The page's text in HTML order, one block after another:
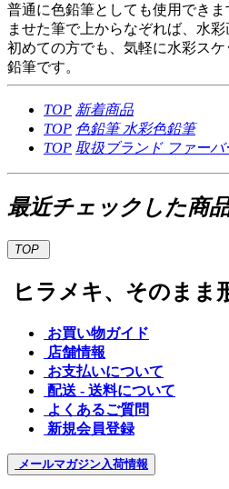
普通に色鉛筆としても使用でき
ませた筆で上からなぞれば、水彩
初めての方でも、気軽に水彩ス
鉛筆です。
TOP 新着商品
TOP 色鉛筆水彩色鉛筆
TOP 取扱ブランド ファー
最近チェックした商
TOP
ヒラメキ、そのまま
お買い物ガイド
店舗情報
お支払いについて
配送 - 送料について
よくあるご質問
新規会員登録
メールマガジン入荷情報